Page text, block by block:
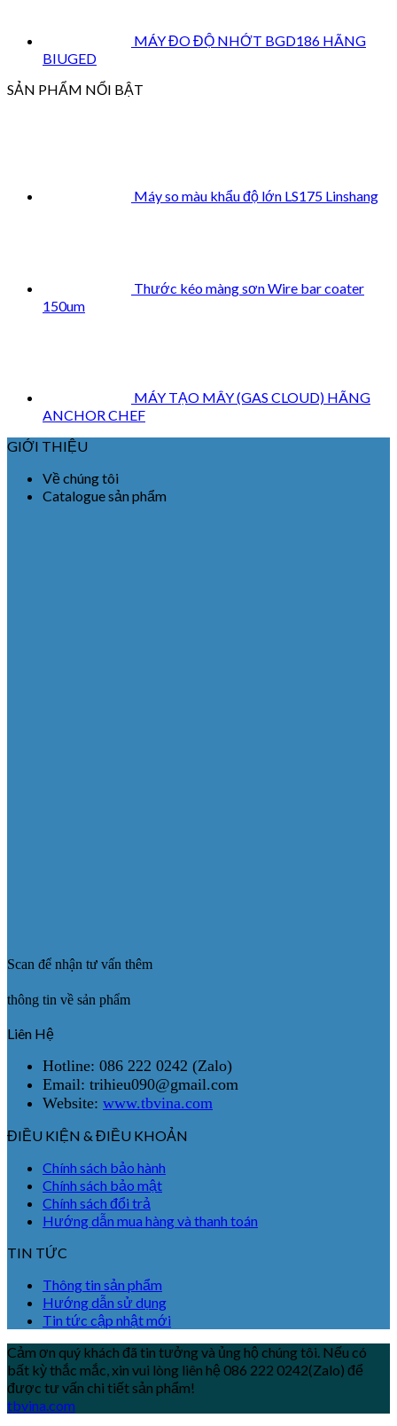
MÁY ĐO ĐỘ NHỚT BGD186 HÃNG
BIUGED
SẢN PHẨM NỔI BẬT
Máy so màu khẩu độ lớn LS175 Linshang
Thước kéo màng sơn Wire bar coater
150um
MÁY TẠO MÂY (GAS CLOUD) HÃNG
ANCHOR CHEF
GIỚI THIỆU
Về chúng tôi
Catalogue sản phẩm
Scan để nhận tư vấn thêm
thông tin về sản phẩm
Liên Hệ
Hotline: 086 222 0242 (Zalo)
Email: trihieu090@gmail.com
Website: www.tbvina.com
ĐIỀU KIỆN & ĐIỀU KHOẢN
Chính sách bảo hành
Chính sách bảo mật
Chính sách đổi trả
Hướng dẫn mua hàng và thanh toán
TIN TỨC
Thông tin sản phẩm
Hướng dẫn sử dụng
Tin tức cập nhật mới
Cảm ơn quý khách đã tin tưởng và ủng hộ chúng tôi. Nếu có
bất kỳ thắc mắc, xin vui lòng liên hệ 086 222 0242(Zalo) để
được tư vấn chi tiết sản phẩm!
tbvina.com